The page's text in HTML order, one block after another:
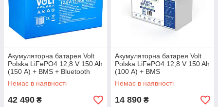
Акумуляторна батарея Volt
Polska LiFePO4 12,8 V 150 Ah
(150 А) + BMS + Bluetooth
Немає в наявності
42 490 ₴
Акумуляторна батарея Volt
Polska LiFePO4 12,8 V 150 Ah
(100 А) + BMS
Немає в наявності
14 890 ₴